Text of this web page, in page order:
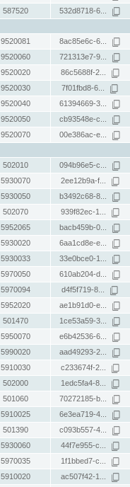
587520 532d8718-6...
9520081 8ac85e6c-6...
9520060 721313e7-9...
9520020 86c5688f-2...
9520030 7f01fbd8-6...
9520040 61394669-3...
9520050 cb93548e-c...
9520070 00e386ac-e...
502010 094b96e5-c...
5930070 2ee12b9a-f...
5930050 b3492c68-8...
502070 939f82ec-1...
5952065 bacb459b-0...
5930020 6aa1cd8e-e...
5930033 33e0bce0-1...
5970050 610ab204-d...
5970094 d4f5f719-8...
5952020 ae1b91d0-e...
501470 1ce53a59-3...
5950070 e6b42536-6...
5990020 aad49293-2...
5910030 c233674f-2...
502000 1edc5fa4-8...
501060 70272185-b...
5910025 6e3ea719-4...
501390 c093b557-4...
5930060 44f7e955-c...
5970035 1f1bbed7-c...
5910020 ac507f42-1...